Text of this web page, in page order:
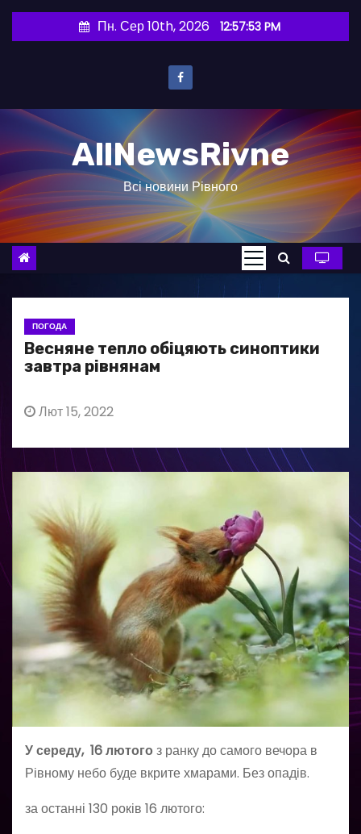
и
о
в
Пн. Сер 10th, 2026 12:57:54 PM
AllNewsRivne
Всі новини Рівного
ПОГОДА
Весняне тепло обіцяють синоптики
завтра рівнянам
Лют 15, 2022
У середу, 16 лютого з ранку до самого вечора в
Рівному небо буде вкрите хмарами. Без опадів.
за останні 130 років 16 лютого: